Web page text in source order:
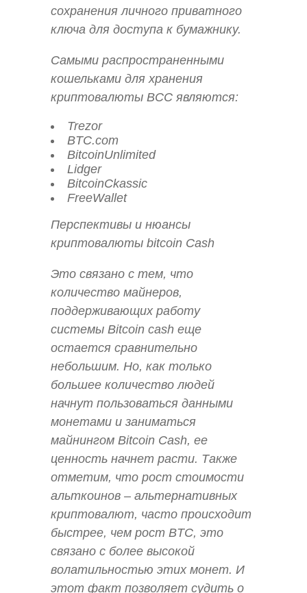
сохранения личного приватного
ключа для доступа к бумажнику.
Самыми распространенными
кошельками для хранения
криптовалюты BCC являются:
Trezor
BTC.com
BitcoinUnlimited
Lidger
BitcoinCkassic
FreeWallet
Перспективы и нюансы
криптовалюты bitcoin Cash
Это связано с тем, что
количество майнеров,
поддерживающих работу
системы Bitcoin cash еще
остается сравнительно
небольшим. Но, как только
большее количество людей
начнут пользоваться данными
монетами и заниматься
майнингом Bitcoin Cash, ее
ценность начнет расти. Также
отметим, что рост стоимости
альткоинов – альтернативных
криптовалют, часто происходит
быстрее, чем рост BTC, это
связано с более высокой
волатильностью этих монет. И
этот факт позволяет судить о